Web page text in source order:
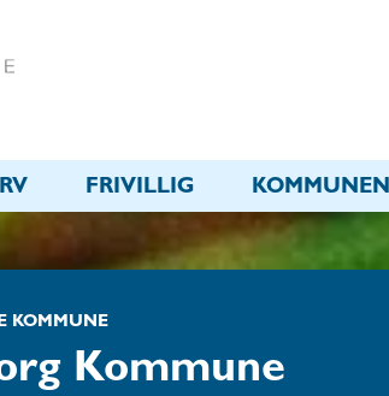
FRIVILLIG KOMMUNEN
KOMMUNE
Kommune